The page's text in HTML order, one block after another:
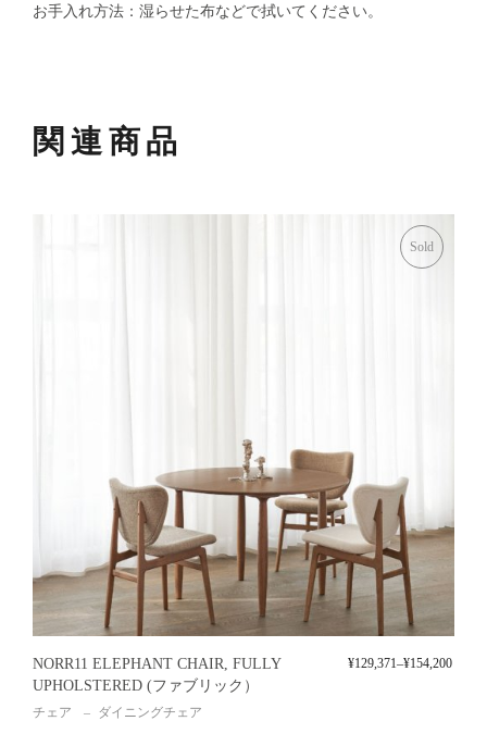
お手入れ方法：湿らせた布などで拭いてください。
関連商品
Sold
NORR11 ELEPHANT CHAIR, FULLY
UPHOLSTERED (ファブリック）
チェア ダイニングチェア
¥129,371–¥154,200